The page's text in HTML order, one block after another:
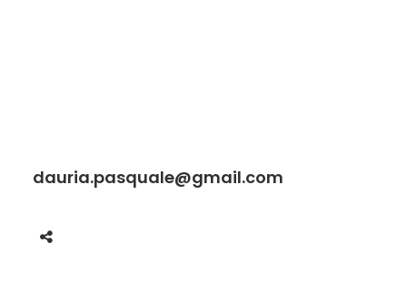
dauria.pasquale@gmail.com